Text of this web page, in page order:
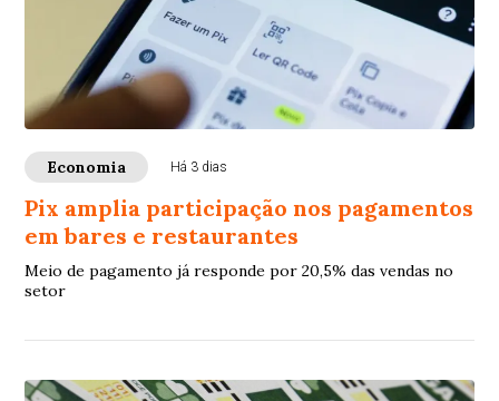
Economia Há 3 dias
Pix amplia participação nos pagamentos
em bares e restaurantes
Meio de pagamento já responde por 20,5% das vendas no
setor